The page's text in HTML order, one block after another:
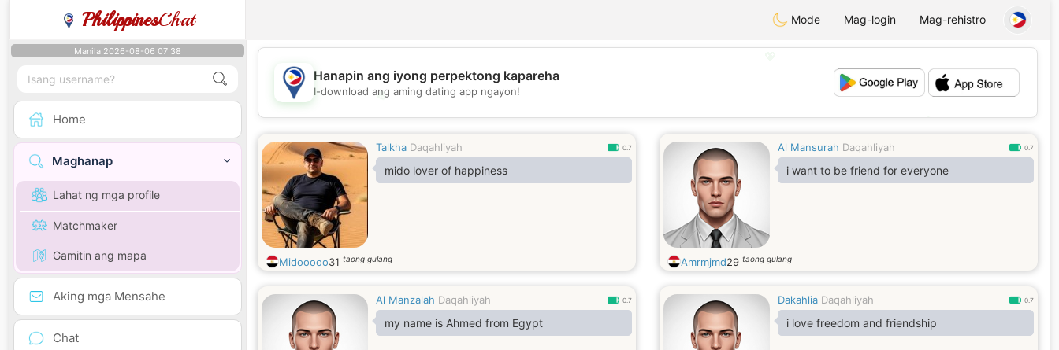
PhilippinesChat Mode Mag-login Mag-rehistro
Manila 2026-08-06 07:38
Home
Maghanap
Lahat ng mga profile
Matchmaker
Gamitin ang mapa
Aking mga Mensahe
Chat
💖
💕
Hanapin ang iyong perpektong kapareha
I-download ang aming dating app ngayon!
Talkha Daqahliyah 0.7
mido lover of happiness
Midooooo31 taong gulang
Al Mansurah Daqahliyah 0.7
i want to be friend for everyone
Amrmjmd29 taong gulang
Al Manzalah Daqahliyah 0.7
my name is Ahmed from Egypt
Dakahlia Daqahliyah 0.7
i love freedom and friendship